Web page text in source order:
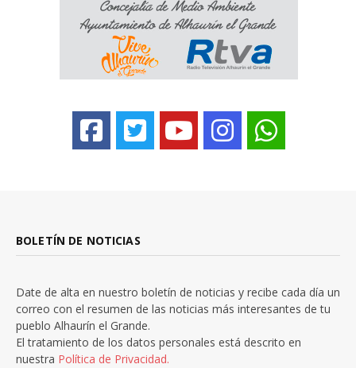
BOLETÍN DE NOTICIAS
Date de alta en nuestro boletín de noticias y recibe cada día un
correo con el resumen de las noticias más interesantes de tu
pueblo Alhaurín el Grande.
El tratamiento de los datos personales está descrito en
nuestra Política de Privacidad.